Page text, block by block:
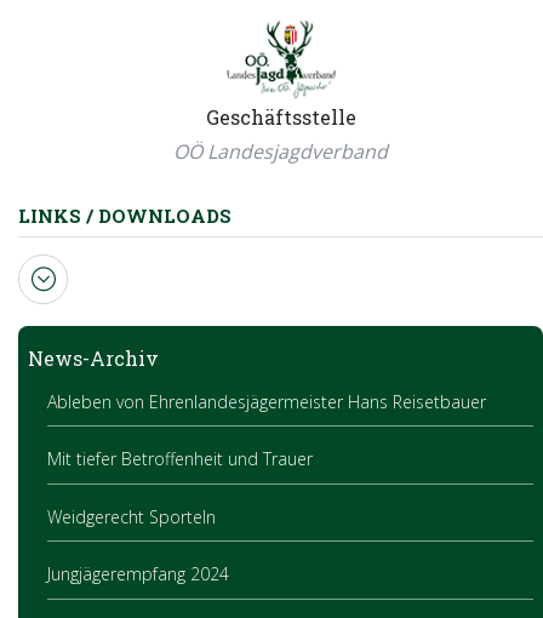
Geschäftsstelle
OÖ Landesjagdverband
LINKS / DOWNLOADS
News-Archiv
Ableben von Ehrenlandesjägermeister Hans Reisetbauer
Mit tiefer Betroffenheit und Trauer
Weidgerecht Sporteln
Jungjägerempfang 2024